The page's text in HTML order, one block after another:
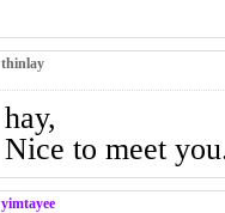
thinlay
hay,
Nice to meet
yimtayee